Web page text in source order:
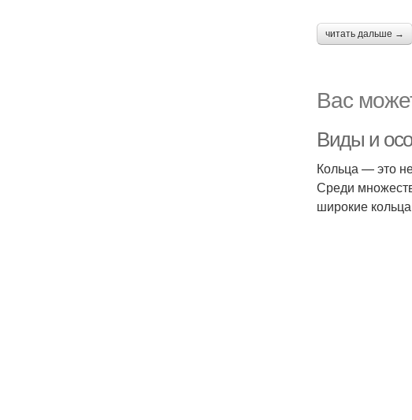
читать дальше →
Вас
Виды и
Кольца — это
Среди
широкие